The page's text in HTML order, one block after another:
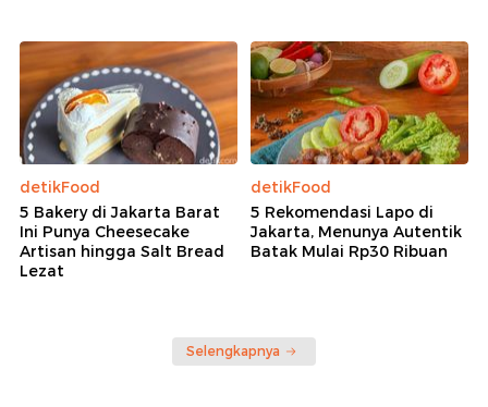
detikFood
5 Bakery di Jakarta Barat
Ini Punya Cheesecake
Artisan hingga Salt Bread
Lezat
detikFood
5 Rekomendasi Lapo di
Jakarta, Menunya Autentik
Batak Mulai Rp30 Ribuan
Selengkapnya